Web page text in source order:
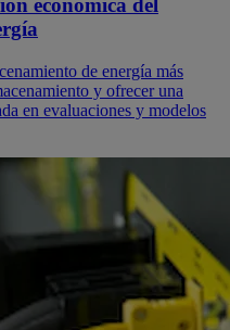
económica del
de energía más
y ofrecer una
en evaluaciones y modelos